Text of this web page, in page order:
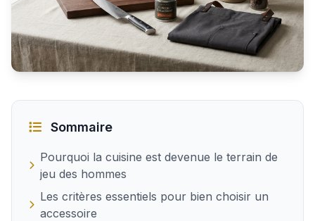
Sommaire
Pourquoi la cuisine est devenue le terrain de
jeu des hommes
Les critères essentiels pour bien choisir un
accessoire